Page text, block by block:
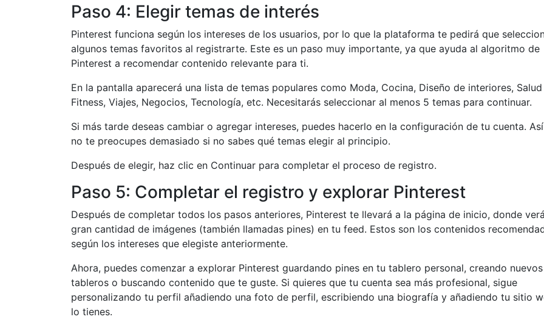
Paso 4: Elegir temas de interés
Pinterest funciona según los intereses de los usuarios, por lo que la plataforma te pedirá que
algunos temas favoritos al registrarte. Este es un paso muy importante, ya que ayuda al algoritmo de
Pinterest a recomendar contenido relevante para ti.
En la pantalla aparecerá una lista de temas populares como Moda, Cocina, Diseño de interiores,
Fitness, Viajes, Negocios, Tecnología, etc. Necesitarás seleccionar al menos 5 temas para continuar.
Si más tarde deseas cambiar o agregar intereses, puedes hacerlo en la configuración de tu cuenta.
no te preocupes demasiado si no sabes qué temas elegir al principio.
Después de elegir, haz clic en Continuar para completar el proceso de registro.
Paso 5: Completar el registro y explorar Pinterest
Después de completar todos los pasos anteriores, Pinterest te llevará a la página de inicio, donde
gran cantidad de imágenes (también llamadas pines) en tu feed. Estos son los contenidos
según los intereses que elegiste anteriormente.
Ahora, puedes comenzar a explorar Pinterest guardando pines en tu tablero personal, creando nuevos
tableros o buscando contenido que te guste. Si quieres que tu cuenta sea más profesional, sigue
personalizando tu perfil añadiendo una foto de perfil, escribiendo una biografía y añadiendo tu sitio
lo tienes.